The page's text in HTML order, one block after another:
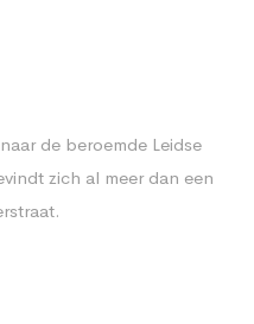
de beroemde Leidse
zich al meer dan een